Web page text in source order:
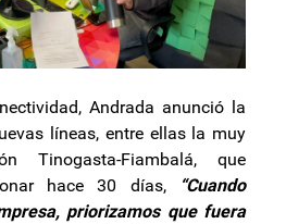
Andrada anunció la
líneas, entre ellas la muy
Tinogasta-Fiambalá, que
hace 30 días,“Cuando
priorizamos que fuera